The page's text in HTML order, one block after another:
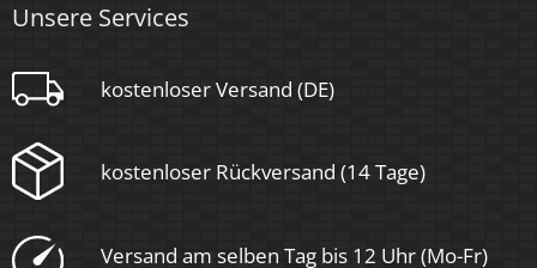
Unsere Services
kostenloser Versand (DE)
kostenloser Rückversand (14 Tage)
Versand am selben Tag bis 12 Uhr (Mo-Fr)